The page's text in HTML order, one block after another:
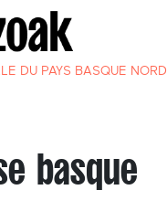
DU PAYS BASQUE NORD
basque